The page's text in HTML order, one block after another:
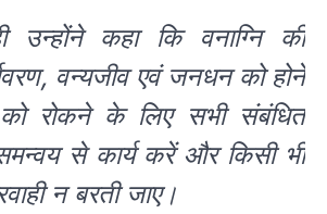
कहा कि वनाग्नि की
वन्यजीव एवं जनधन को होने
रोकने के लिए सभी संबंधित
से कार्य करें और किसी भी
न बरती जाए।